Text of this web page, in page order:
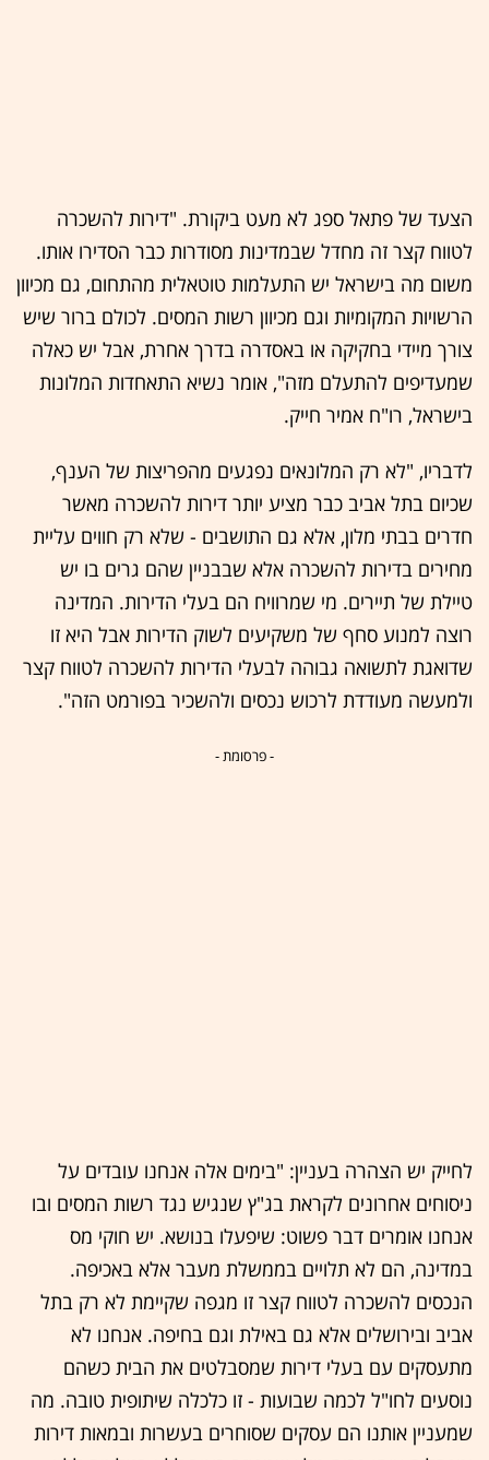
הצעד של פתאל ספג לא מעט ביקורת. "דירות להשכרה
לטווח קצר זה מחדל שבמדינות מסודרות כבר הסדירו אותו.
משום מה בישראל יש התעלמות טוטאלית מהתחום, גם מכיוון
הרשויות המקומיות וגם מכיוון רשות המסים. לכולם ברור שיש
צורך מיידי בחקיקה או באסדרה בדרך אחרת, אבל יש כאלה
שמעדיפים להתעלם מזה", אומר נשיא התאחדות המלונות
בישראל, רו"ח אמיר חייק.
לדבריו, "לא רק המלונאים נפגעים מהפריצות של הענף,
שכיום בתל אביב כבר מציע יותר דירות להשכרה מאשר
חדרים בבתי מלון, אלא גם התושבים - שלא רק חווים עליית
מחירים בדירות להשכרה אלא שבבניין שהם גרים בו יש
טיילת של תיירים. מי שמרוויח הם בעלי הדירות. המדינה
רוצה למנוע סחף של משקיעים לשוק הדירות אבל היא זו
שדואגת לתשואה גבוהה לבעלי הדירות להשכרה לטווח קצר
ולמעשה מעודדת לרכוש נכסים ולהשכיר בפורמט הזה".
- פרסומת -
לחייק יש הצהרה בעניין: "בימים אלה אנחנו עובדים על
ניסוחים אחרונים לקראת בג"ץ שנגיש נגד רשות המסים ובו
אנחנו אומרים דבר פשוט: שיפעלו בנושא. יש חוקי מס
במדינה, הם לא תלויים בממשלת מעבר אלא באכיפה.
הנכסים להשכרה לטווח קצר זו מגפה שקיימת לא רק בתל
אביב ובירושלים אלא גם באילת וגם בחיפה. אנחנו לא
מתעסקים עם בעלי דירות שמסבלטים את הבית כשהם
נוסעים לחו"ל לכמה שבועות - זו כלכלה שיתופית טובה. מה
שמעניין אותנו הם עסקים שסוחרים בעשרות ובמאות דירות